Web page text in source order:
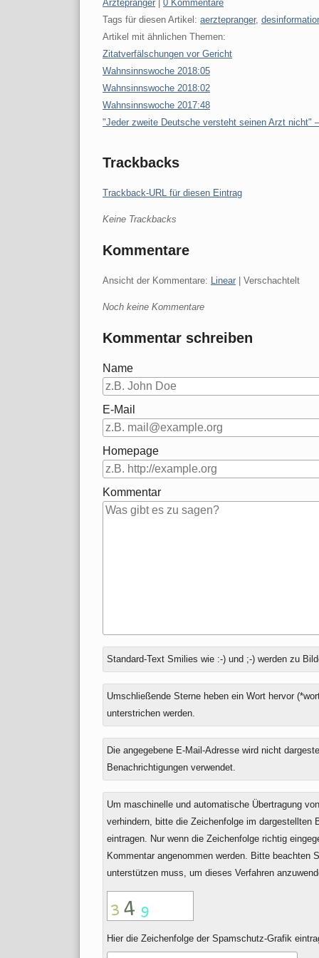
Ärztepranger
0 Kommentare
Tags für diesen Artikel: aerztepranger,
Artikel mit ähnlichen Themen:
Zitatverfälschungen vor Gericht
Wahnsinnswoche 2018:05
Wahnsinnswoche 2018:02
Wahnsinnswoche 2017:48
"Jeder zweite Deutsche versteht seinen Arzt nicht"
Trackbacks
Trackback-URL für diesen Eintrag
Keine Trackbacks
Kommentare
Ansicht der Kommentare: Linear | Verschachtelt
Noch keine Kommentare
Kommentar schreiben
Name
E-Mail
Homepage
Kommentar
Antwort
zu
Standard-Text Smilies wie :-) und ;-) werden zu
Umschließende Sterne heben ein Wort hervor
unterstrichen werden.
Die angegebene E-Mail-Adresse wird nicht
Benachrichtigungen verwendet.
Um maschinelle und automatische Übertragung
verhindern, bitte die Zeichenfolge im dargestellten
eintragen. Nur wenn die Zeichenfolge richtig
Kommentar angenommen werden. Bitte beachten
unterstützen muss, um dieses Verfahren
Hier die Zeichenfolge der Spamschutz-Grafik